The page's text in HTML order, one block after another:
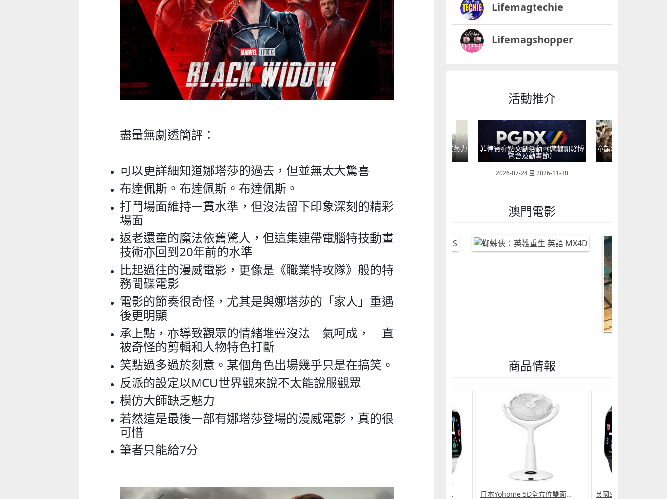
盡量無劇透簡評：
可以更詳細知道娜塔莎的過去，但並無太大驚喜
布達佩斯。布達佩斯。布達佩斯。
打鬥場面維持一貫水準，但沒法留下印象深刻的精彩
場面
返老還童的魔法依舊驚人，但這集連帶電腦特技動畫
技術亦回到20年前的水準
比起過往的漫威電影，更像是《職業特攻隊》般的特
務間碟電影
電影的節奏很奇怪，尤其是與娜塔莎的「家人」重遇
後更明顯
承上點，亦導致觀眾的情緒堆疊沒法一氣呵成，一直
被奇怪的剪輯和人物特色打斷
笑點過多過於刻意。某個角色出場幾乎只是在搞笑。
反派的設定以MCU世界觀來說不太能說服觀眾
模仿大師缺乏魅力
若然這是最後一部有娜塔莎登場的漫威電影，真的很
可惜
筆者只能給7分
Lifemagtechie
Lifemagshopper
活動推介
2026-07-11 至 2026-08-08 2026-07-11 至 2026-08-23
方舟澳門藝術學會呈獻2026《藝力 菲律賓亮點文創活動（遊戲開發博
覽會及動畫節）
2026-07-24 至 2026-11-30
童韻培育系列“星海星
澳門電影
商品情報
英國SKIDY SmartEdu智伴高清流暢五重定位遠控180°旋攝雙向視頻海外適配兒童智能手錶PRO (需訂貨)